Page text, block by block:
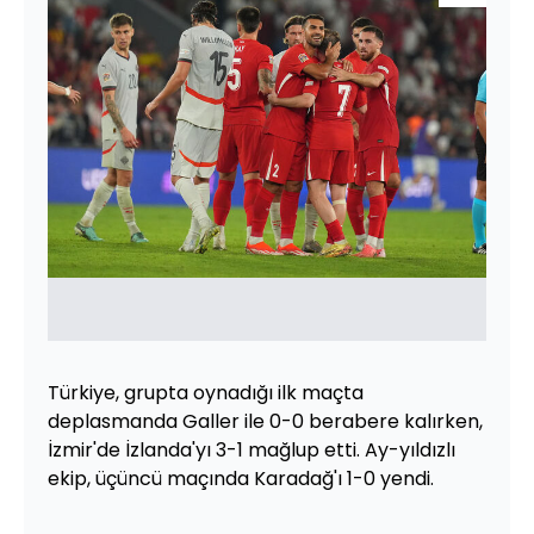
Türkiye, grupta oynadığı ilk maçta
deplasmanda Galler ile 0-0 berabere kalırken,
İzmir'de İzlanda'yı 3-1 mağlup etti. Ay-yıldızlı
ekip, üçüncü maçında Karadağ'ı 1-0 yendi.